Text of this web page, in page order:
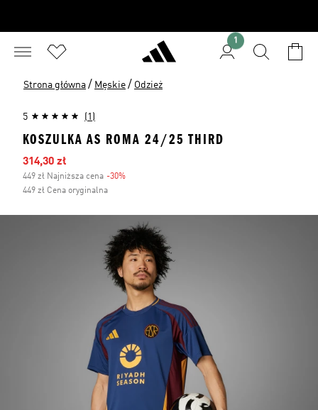
1
Strona główna / Męskie / Odzież
5 (1)
KOSZULKA AS ROMA 24/25 THIRD
Ceny na wyprzedaży
314,30 zł
449 zł Najniższa cena -30%
449 zł Cena oryginalna